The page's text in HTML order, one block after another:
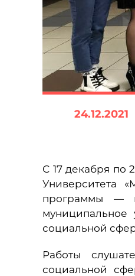
24.12.2021
С 17 декабря по
Университета
программы —
социальной
Работы
социальной